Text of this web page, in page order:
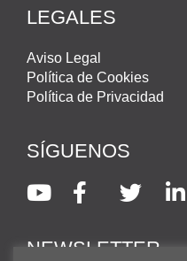
LEGALES
Aviso Legal
Política de Cookies
Política de Privacidad
SÍGUENOS
NEWSLETTER